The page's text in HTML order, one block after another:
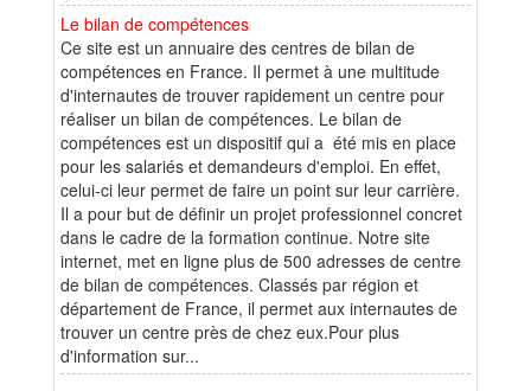
Le bilan de compétences
Ce site est un annuaire des centres de bilan de
compétences en France. Il permet à une multitude
d'internautes de trouver rapidement un centre pour
réaliser un bilan de compétences. Le bilan de
compétences est un dispositif qui a été mis en place
pour les salariés et demandeurs d'emploi. En effet,
celui-ci leur permet de faire un point sur leur carrière.
Il a pour but de définir un projet professionnel concret
dans le cadre de la formation continue. Notre site
internet, met en ligne plus de 500 adresses de centre
de bilan de compétences. Classés par région et
département de France, il permet aux internautes de
trouver un centre près de chez eux.Pour plus
d'information sur...